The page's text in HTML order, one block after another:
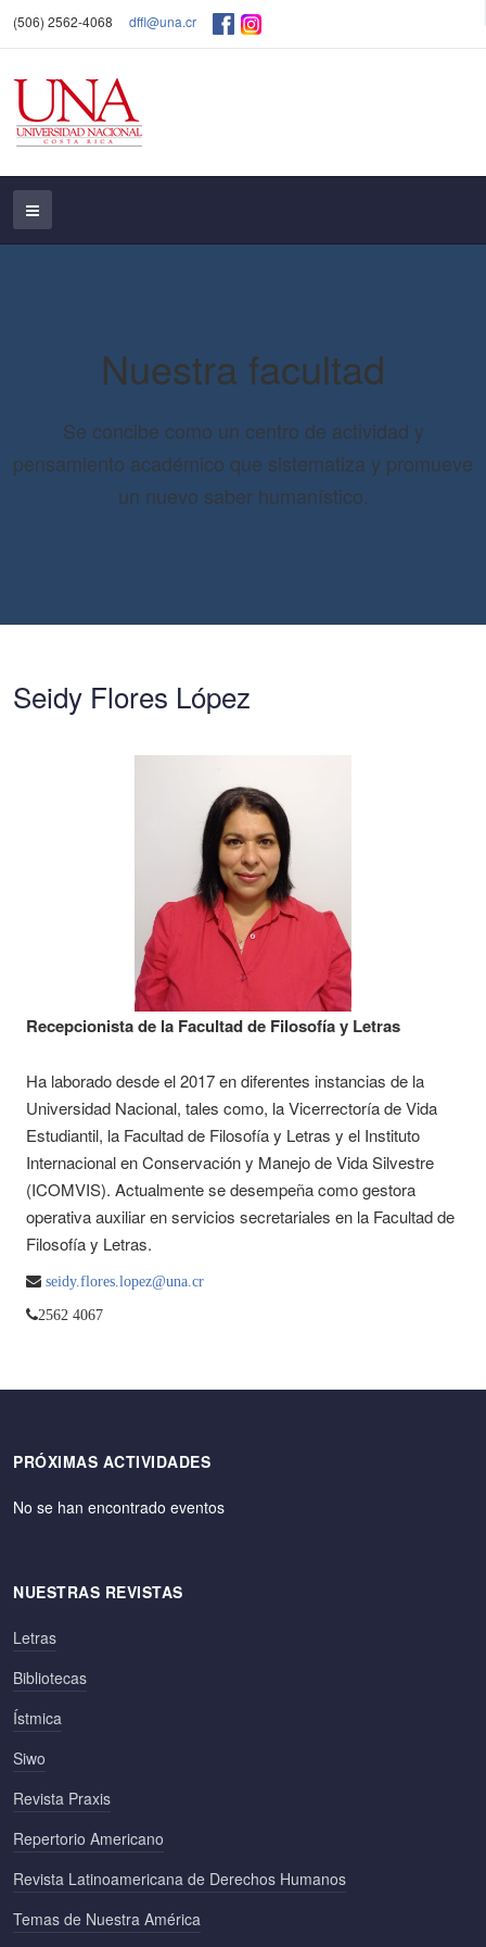
(506) 2562-4068 dffl@una.cr
Nuestra facultad
Se concibe como un centro de actividad y
pensamiento académico que sistematiza y promueve
un nuevo saber humanístico.
Seidy Flores López
Recepcionista de la Facultad de Filosofía y Letras
Ha laborado desde el 2017 en diferentes instancias de la
Universidad Nacional, tales como, la Vicerrectoría de Vida
Estudiantil, la Facultad de Filosofía y Letras y el Instituto
Internacional en Conservación y Manejo de Vida Silvestre
(ICOMVIS). Actualmente se desempeña como gestora
operativa auxiliar en servicios secretariales en la Facultad de
Filosofía y Letras.
seidy.flores.lopez@una.cr
2562 4067
PRÓXIMAS ACTIVIDADES
No se han encontrado eventos
NUESTRAS REVISTAS
Letras
Bibliotecas
Ístmica
Siwo
Revista Praxis
Repertorio Americano
Revista Latinoamericana de Derechos Humanos
Temas de Nuestra América